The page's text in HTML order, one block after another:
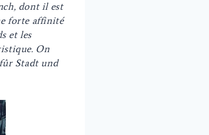
dont il est
forte affinité
et les
On
Stadt und